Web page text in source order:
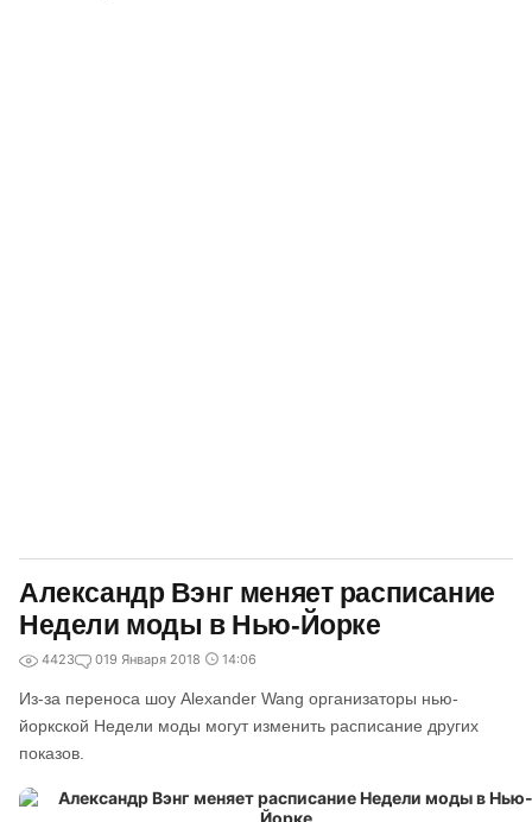
Александр Вэнг меняет расписание
Недели моды в Нью-Йорке
4423 019 Января 2018 14:06
Из-за переноса шоу Alexander Wang организаторы нью-
йоркской Недели моды могут изменить расписание других
показов.